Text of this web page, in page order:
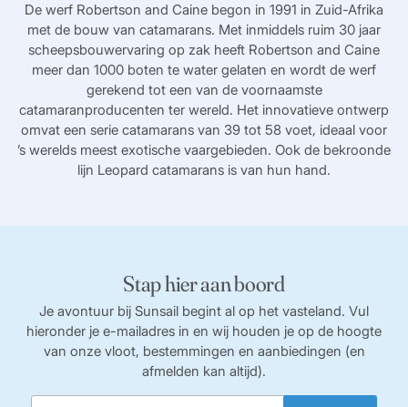
De werf Robertson and Caine begon in 1991 in Zuid-Afrika
met de bouw van catamarans. Met inmiddels ruim 30 jaar
scheepsbouwervaring op zak heeft Robertson and Caine
meer dan 1000 boten te water gelaten en wordt de werf
gerekend tot een van de voornaamste
catamaranproducenten ter wereld. Het innovatieve ontwerp
omvat een serie catamarans van 39 tot 58 voet, ideaal voor
’s werelds meest exotische vaargebieden. Ook de bekroonde
lijn Leopard catamarans is van hun hand.
Stap hier aan boord
Je avontuur bij Sunsail begint al op het vasteland. Vul
hieronder je e-mailadres in en wij houden je op de hoogte
van onze vloot, bestemmingen en aanbiedingen (en
afmelden kan altijd).